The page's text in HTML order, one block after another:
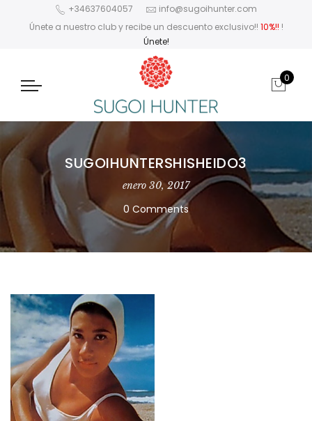
+34637604057
info@sugoihunter.com
Únete a nuestro club y recibe un descuento exclusivo!! 10%!! !
Únete!
0
SUGOIHUNTERSHISHEIDO3
enero 30, 2017
0 Comments